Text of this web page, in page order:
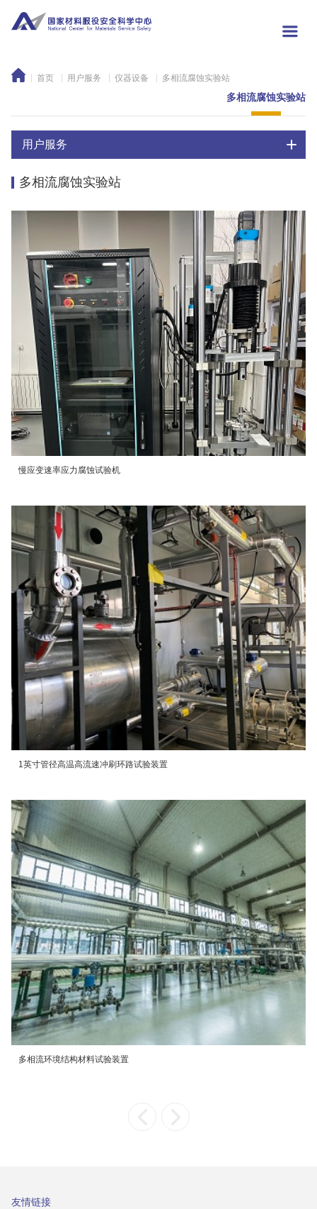
首页 用户服务 仪器设备 多相流腐蚀实验站
多相流腐蚀实验站
用户服务
多相流腐蚀实验站
慢应变速率应力腐蚀试验机
1英寸管径高温高流速冲刷环路试验装置
多相流环境结构材料试验装置
友情链接